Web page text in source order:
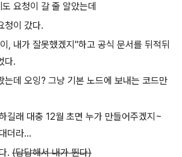
요청이 갈 줄 알았는데
청이 갔다.
, 내가 잘못했겠지"하고 공식 문서를 뒤적뒤
다.
는데 오잉? 그냥 기본 노드에 보내는 코드만
길래 대충 12월 초면 누가 만들어주겠지~
더라...
. (답답해서 내가 뛴다)